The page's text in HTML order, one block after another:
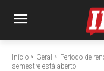
Início Geral
Período de
semestre está aberto